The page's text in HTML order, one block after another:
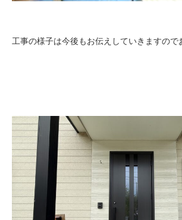
工事の様子は今後もお伝えしていきますので